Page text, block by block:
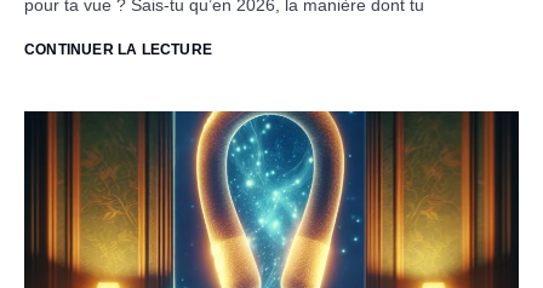
pour ta vue ? Sais-tu qu’en 2026, la manière dont tu
CONTINUER LA LECTURE